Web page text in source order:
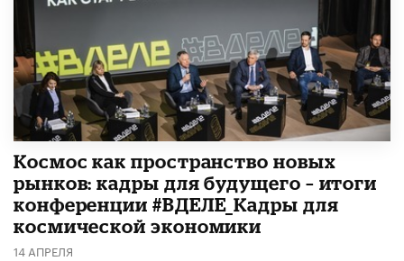
Космос как пространство новых
рынков: кадры для будущего – итоги
конференции #ВДЕЛЕ_Кадры для
космической экономики
14 АПРЕЛЯ